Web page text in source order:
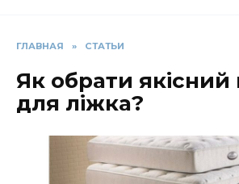
ГЛАВНАЯ » СТАТЬИ
Як обрати якісний
для ліжка?